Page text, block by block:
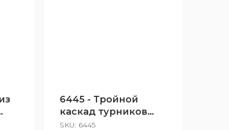
6445 - Тройной
каскад турников
для отжимания и
SKU: 6445